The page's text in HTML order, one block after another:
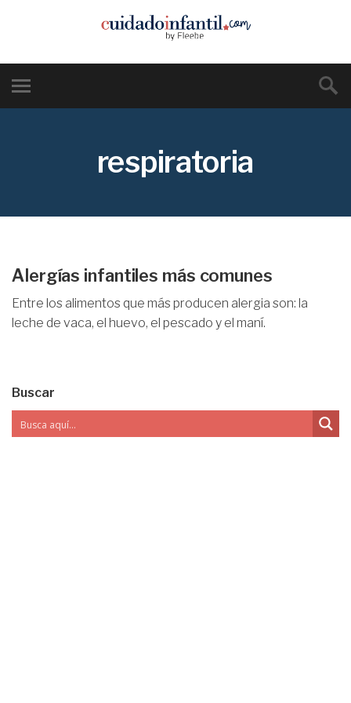
respiratoria
Alergías infantiles más comunes
Entre los alimentos que más producen alergia son: la
leche de vaca, el huevo, el pescado y el maní.
Buscar